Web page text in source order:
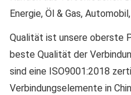
Energie, Öl & Gas,
Qualität ist unsere oberste
beste Qualität der
sind eine ISO9001:2018
Verbindungselemente in